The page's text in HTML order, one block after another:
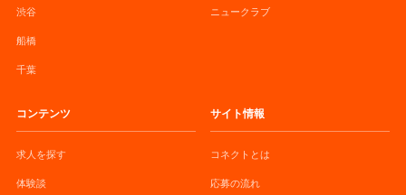
渋谷
船橋
千葉
ニュークラブ
コンテンツ
求人を探す
体験談
サイト情報
コネクトとは
応募の流れ